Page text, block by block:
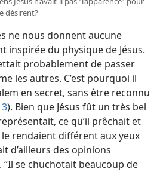
désirent?
ne nous donnent aucune
inspirée du physique de Jésus.
probablement de passer
les autres. C’est pourquoi il
en secret, sans être reconnu
). Bien que Jésus fût un très bel
ce qu’il prêchait et
le rendaient différent aux yeux
d’ailleurs des opinions
se chuchotait beaucoup de